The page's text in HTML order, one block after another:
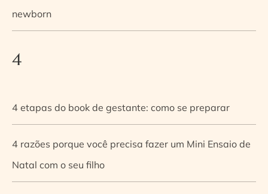
newborn
4
4 etapas do book de gestante: como se preparar
4 razões porque você precisa fazer um Mini Ensaio de
Natal com o seu filho